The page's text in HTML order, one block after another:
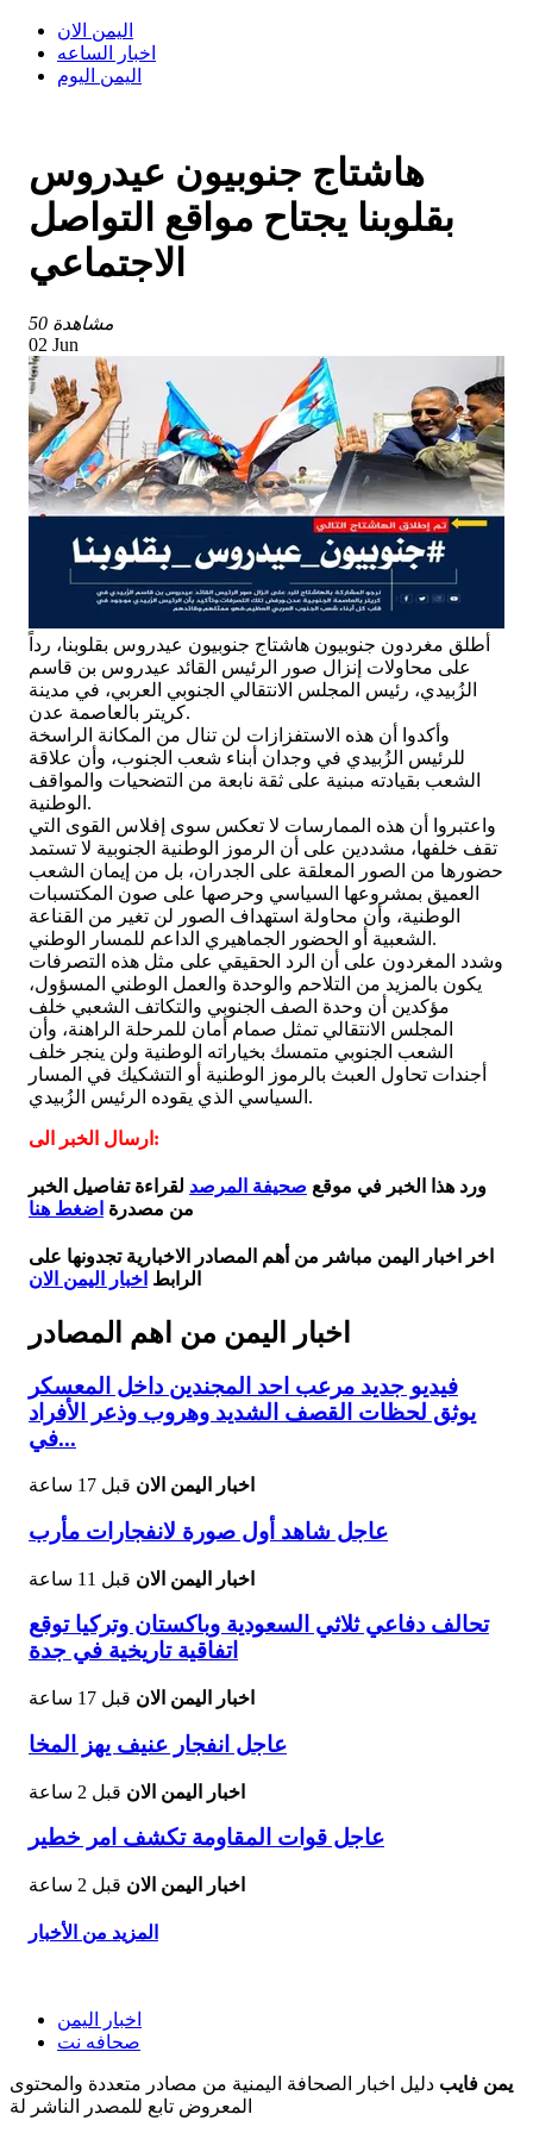
اليمن الان
اخبار الساعه
اليمن اليوم
هاشتاج جنوبيون عيدروس
بقلوبنا يجتاح مواقع التواصل
الاجتماعي
50 مشاهدة
02 Jun
أطلق مغردون جنوبيون هاشتاج جنوبيون عيدروس بقلوبنا، رداً
على محاولات إنزال صور الرئيس القائد عيدروس بن قاسم
الزُبيدي، رئيس المجلس الانتقالي الجنوبي العربي، في مدينة
كريتر بالعاصمة عدن.
وأكدوا أن هذه الاستفزازات لن تنال من المكانة الراسخة
للرئيس الزُبيدي في وجدان أبناء شعب الجنوب، وأن علاقة
الشعب بقيادته مبنية على ثقة نابعة من التضحيات والمواقف
الوطنية.
واعتبروا أن هذه الممارسات لا تعكس سوى إفلاس القوى التي
تقف خلفها، مشددين على أن الرموز الوطنية الجنوبية لا تستمد
حضورها من الصور المعلقة على الجدران، بل من إيمان الشعب
العميق بمشروعها السياسي وحرصها على صون المكتسبات
الوطنية، وأن محاولة استهداف الصور لن تغير من القناعة
الشعبية أو الحضور الجماهيري الداعم للمسار الوطني.
وشدد المغردون على أن الرد الحقيقي على مثل هذه التصرفات
يكون بالمزيد من التلاحم والوحدة والعمل الوطني المسؤول،
مؤكدين أن وحدة الصف الجنوبي والتكاتف الشعبي خلف
المجلس الانتقالي تمثل صمام أمان للمرحلة الراهنة، وأن
الشعب الجنوبي متمسك بخياراته الوطنية ولن ينجر خلف
أجندات تحاول العبث بالرموز الوطنية أو التشكيك في المسار
السياسي الذي يقوده الرئيس الزُبيدي.
ارسال الخبر الى:
ورد هذا الخبر في موقع صحيفة المرصد لقراءة تفاصيل الخبر
من مصدرة اضغط هنا
اخر اخبار اليمن مباشر من أهم المصادر الاخبارية تجدونها على
الرابط اخبار اليمن الان
اخبار اليمن من اهم المصادر
فيديو جديد مرعب احد المجندين داخل المعسكر
يوثق لحظات القصف الشديد وهروب وذعر الأفراد
في...
اخبار اليمن الان قبل 17 ساعة
عاجل شاهد أول صورة لانفجارات مأرب
اخبار اليمن الان قبل 11 ساعة
تحالف دفاعي ثلاثي السعودية وباكستان وتركيا توقع
اتفاقية تاريخية في جدة
اخبار اليمن الان قبل 17 ساعة
عاجل انفجار عنيف يهز المخا
اخبار اليمن الان قبل 2 ساعة
عاجل قوات المقاومة تكشف امر خطير
اخبار اليمن الان قبل 2 ساعة
المزيد من الأخبار
اخبار اليمن
صحافه نت
يمن فايب دليل اخبار الصحافة اليمنية من مصادر متعددة والمحتوى
المعروض تابع للمصدر الناشر لة